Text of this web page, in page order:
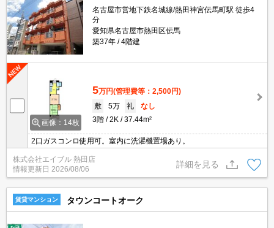
名古屋市営地下鉄名城線/熱田神宮伝馬町駅 徒歩4
分
愛知県名古屋市熱田区伝馬
築37年
4階建
画像：14枚
5万円(管理費等：2,500円)
敷
5万 礼
なし
3階
2K 37.44m²
2口ガスコンロ使用可。室内に洗濯機置場あり。
株式会社エイブル 熱田店
情報更新日 2026/08/06
詳細を見る
賃貸マンション タウンコートオーク